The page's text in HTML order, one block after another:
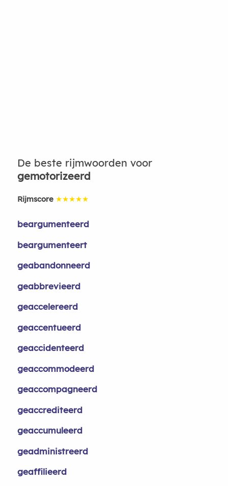
De beste rijmwoorden voor
gemotorizeerd
Rijmscore ★★★★★
beargumenteerd
beargumenteert
geabandonneerd
geabbrevieerd
geaccelereerd
geaccentueerd
geaccidenteerd
geaccommodeerd
geaccompagneerd
geaccrediteerd
geaccumuleerd
geadministreerd
geaffilieerd